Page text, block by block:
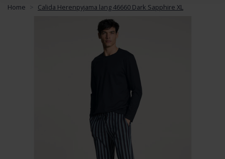
Home Calida Herenpyjama lang 46660 Dark Sapphire XL